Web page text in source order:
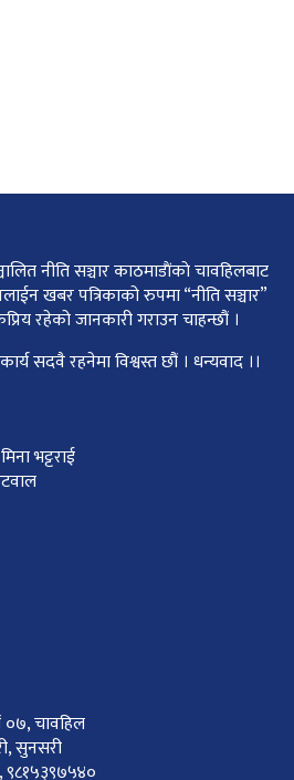
नीति सञ्चार काठमाडाैंकाे चावहिलबाट
खबर पत्रिकाको रुपमा “नीति सञ्चार”
रहेको जानकारी गराउन चाहन्छौं ।
सदवै रहनेमा विश्वस्त छौं । धन्यवाद ।।
भट्टराई
०७, चावहिल
सुनसरी
९८१५३९७५४०